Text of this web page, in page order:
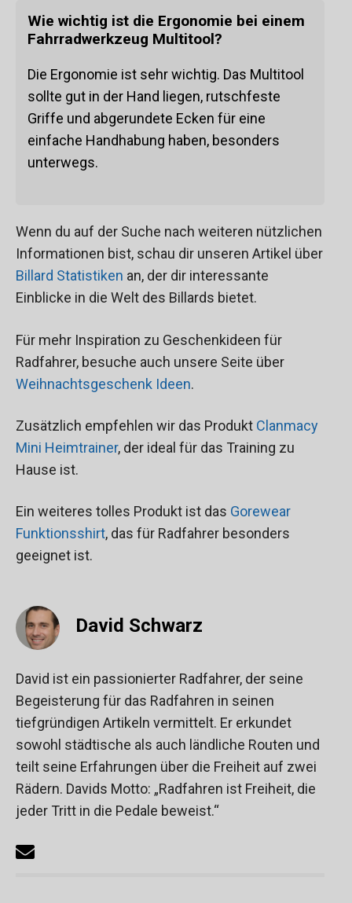
Wie wichtig ist die Ergonomie bei einem
Fahrradwerkzeug Multitool?
Die Ergonomie ist sehr wichtig. Das Multitool
sollte gut in der Hand liegen, rutschfeste
Griffe und abgerundete Ecken für eine
einfache Handhabung haben, besonders
unterwegs.
Wenn du auf der Suche nach weiteren nützlichen
Informationen bist, schau dir unseren Artikel über
Billard Statistiken an, der dir interessante
Einblicke in die Welt des Billards bietet.
Für mehr Inspiration zu Geschenkideen für
Radfahrer, besuche auch unsere Seite über
Weihnachtsgeschenk Ideen.
Zusätzlich empfehlen wir das Produkt Clanmacy
Mini Heimtrainer, der ideal für das Training zu
Hause ist.
Ein weiteres tolles Produkt ist das Gorewear
Funktionsshirt, das für Radfahrer besonders
geeignet ist.
David Schwarz
David ist ein passionierter Radfahrer, der seine
Begeisterung für das Radfahren in seinen
tiefgründigen Artikeln vermittelt. Er erkundet
sowohl städtische als auch ländliche Routen und
teilt seine Erfahrungen über die Freiheit auf zwei
Rädern. Davids Motto: „Radfahren ist Freiheit, die
jeder Tritt in die Pedale beweist.“